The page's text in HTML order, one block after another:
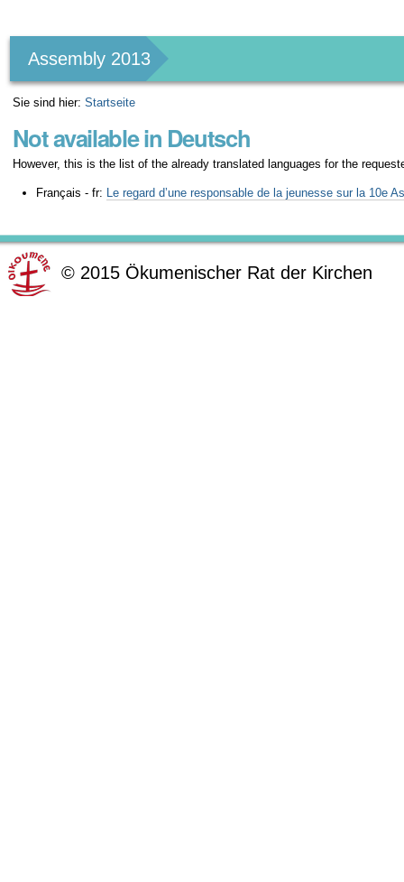
Werkzeuge
Assembly 2013
Sie sind hier: Startseite
Not available in Deutsch
However, this is the list of the already translated languages for the
Français - fr: Le regard d’une responsable de la jeunesse sur la 10e
© 2015 Ökumenischer Rat der Kirchen